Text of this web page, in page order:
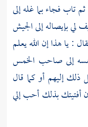
تاب فجاء بما غله إلى
لي بإيصاله إلى الجيش
: يا هذا إن الله يعلم
إلى صاحب الخمس
إليهم أو كما قال
أفتيتك بذلك أحب إلي